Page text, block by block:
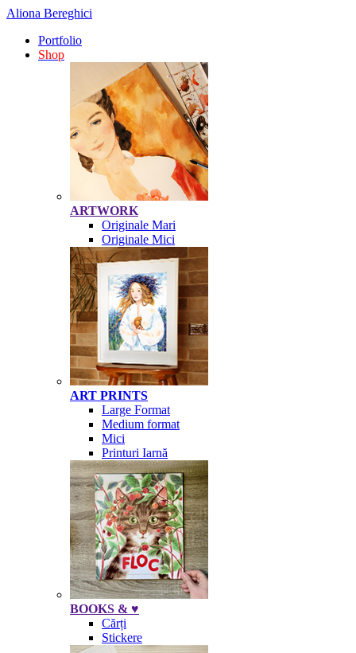
Aliona Bereghici
Portfolio
Shop
ARTWORK
Originale Mari
Originale Mici
ART PRINTS
Large Format
Medium format
Mici
Printuri Iarnă
BOOKS & ♥
Cărți
Stickere